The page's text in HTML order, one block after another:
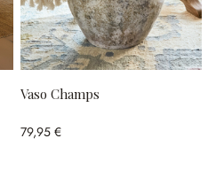
Vaso Champs
79,95 €